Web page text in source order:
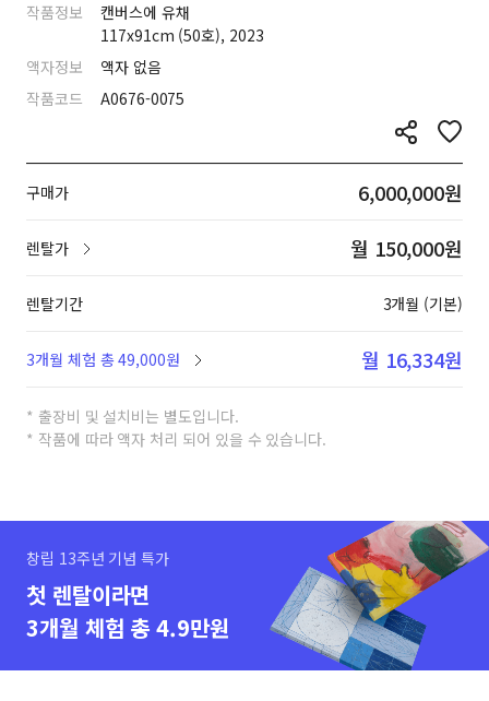
작품정보
캔버스에 유채
117x91cm (50호), 2023
액자정보
액자 없음
작품코드
A0676-0075
구매가 6,000,000원
렌탈가 월 150,000원
렌탈기간 3개월 (기본)
3개월 체험 총 49,000원 월 16,334원
* 출장비 및 설치비는 별도입니다.
* 작품에 따라 액자 처리 되어 있을 수 있습니다.
창립 13주년 기념 특가
첫 렌탈이라면
3개월 체험 총 4.9만원